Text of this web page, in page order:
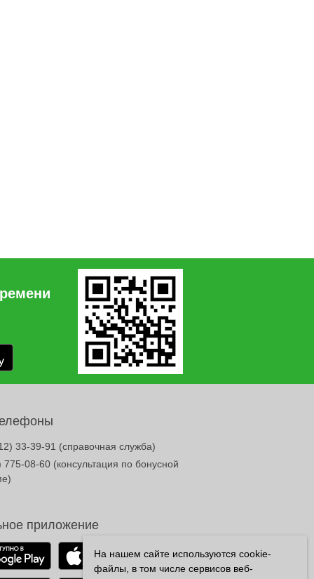
33-39-91 (справочная служба)
08-60 (консультация по бонусной
приложение
На нашем сайте используются cookie-
файлы, в том числе сервисов веб-